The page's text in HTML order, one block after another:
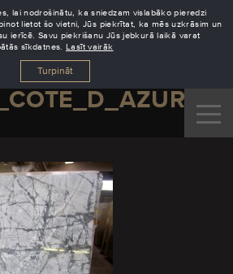
lai nodrošinātu, ka sniedzam vislabāko pieredzi
lietot šo vietni, Jūs piekrītat, ka mēs uzkrāsim un
ierīcē. Savu piekrišanu Jūs jebkurā laikā varat
sīkdatnes. Lasīt vairāk
Turpināt